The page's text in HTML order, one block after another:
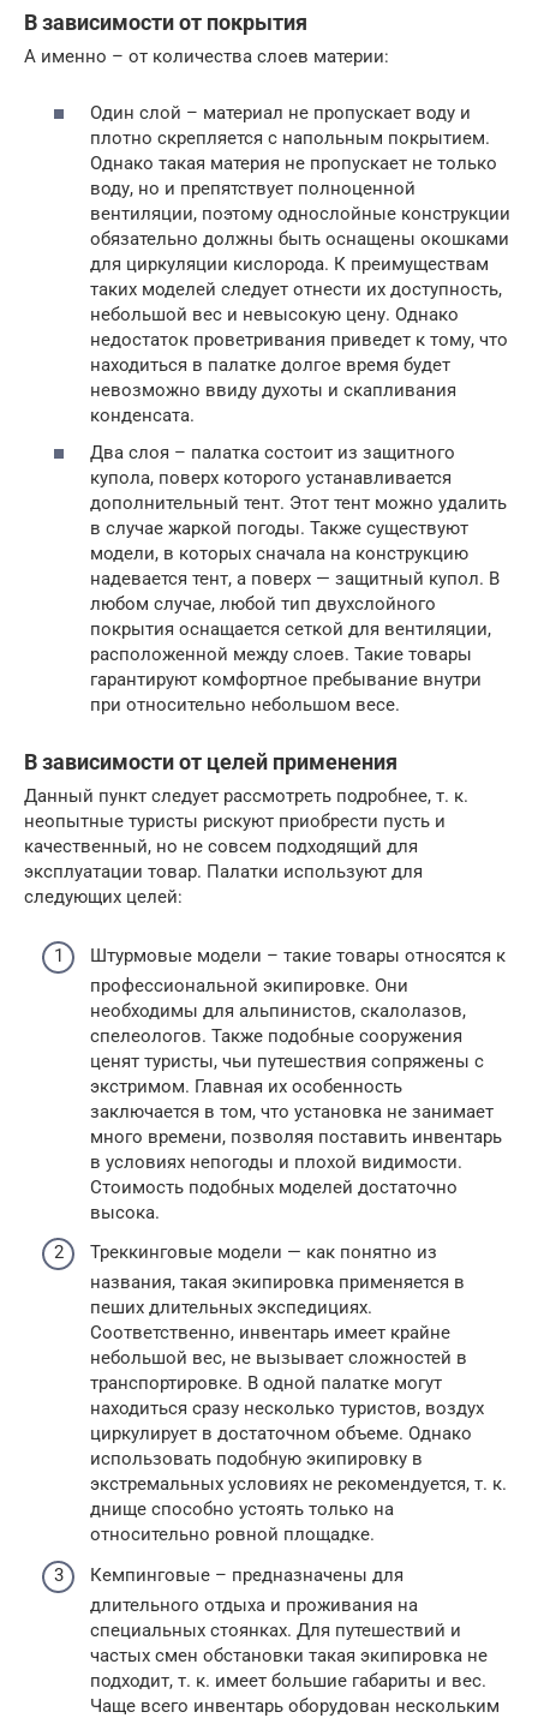
В зависимости от покрытия
А именно – от количества слоев материи:
Один слой – материал не пропускает воду и
плотно скрепляется с напольным покрытием.
Однако такая материя не пропускает не только
воду, но и препятствует полноценной
вентиляции, поэтому однослойные конструкции
обязательно должны быть оснащены окошками
для циркуляции кислорода. К преимуществам
таких моделей следует отнести их доступность,
небольшой вес и невысокую цену. Однако
недостаток проветривания приведет к тому, что
находиться в палатке долгое время будет
невозможно ввиду духоты и скапливания
конденсата.
Два слоя – палатка состоит из защитного
купола, поверх которого устанавливается
дополнительный тент. Этот тент можно удалить
в случае жаркой погоды. Также существуют
модели, в которых сначала на конструкцию
надевается тент, а поверх — защитный купол. В
любом случае, любой тип двухслойного
покрытия оснащается сеткой для вентиляции,
расположенной между слоев. Такие товары
гарантируют комфортное пребывание внутри
при относительно небольшом весе.
В зависимости от целей применения
Данный пункт следует рассмотреть подробнее, т. к.
неопытные туристы рискуют приобрести пусть и
качественный, но не совсем подходящий для
эксплуатации товар. Палатки используют для
следующих целей:
Штурмовые модели – такие товары относятся к
профессиональной экипировке. Они
необходимы для альпинистов, скалолазов,
спелеологов. Также подобные сооружения
ценят туристы, чьи путешествия сопряжены с
экстримом. Главная их особенность
заключается в том, что установка не занимает
много времени, позволяя поставить инвентарь
в условиях непогоды и плохой видимости.
Стоимость подобных моделей достаточно
высока.
Треккинговые модели — как понятно из
названия, такая экипировка применяется в
пеших длительных экспедициях.
Соответственно, инвентарь имеет крайне
небольшой вес, не вызывает сложностей в
транспортировке. В одной палатке могут
находиться сразу несколько туристов, воздух
циркулирует в достаточном объеме. Однако
использовать подобную экипировку в
экстремальных условиях не рекомендуется, т. к.
днище способно устоять только на
относительно ровной площадке.
Кемпинговые – предназначены для
длительного отдыха и проживания на
специальных стоянках. Для путешествий и
частых смен обстановки такая экипировка не
подходит, т. к. имеет большие габариты и вес.
Чаще всего инвентарь оборудован нескольким